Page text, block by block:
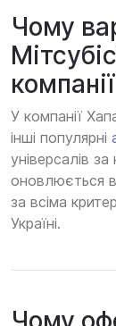
Чому
У компанії
інші популярні
універсалів
оновлюється
за всіма
Україні.